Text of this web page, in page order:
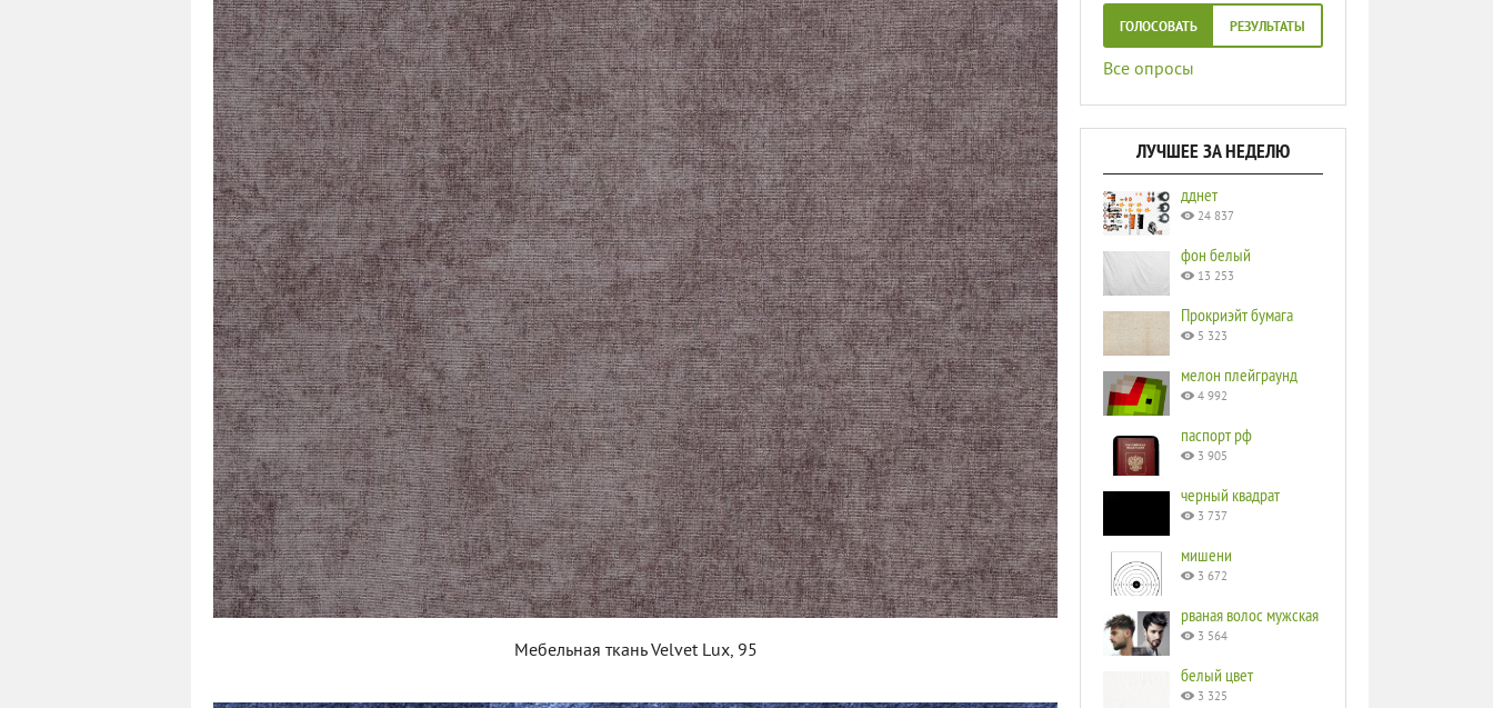
Мебельная ткань Velvet Lux, 95
ГОЛОСОВАТЬ РЕЗУЛЬТАТЫ
Все опросы
ЛУЧШЕЕ ЗА НЕДЕЛЮ
дднет
24 837
фон белый
13 253
Прокриэйт бумага
5 323
мелон плейграунд
4 992
паспорт рф
3 905
черный квадрат
3 737
мишени
3 672
рваная волос мужская
3 564
белый цвет
3 325